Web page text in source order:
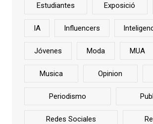
Estudiantes Exposició
IA Influencers
Jóvenes Moda MUA
Musica Opinion
Periodismo
Redes Sociales